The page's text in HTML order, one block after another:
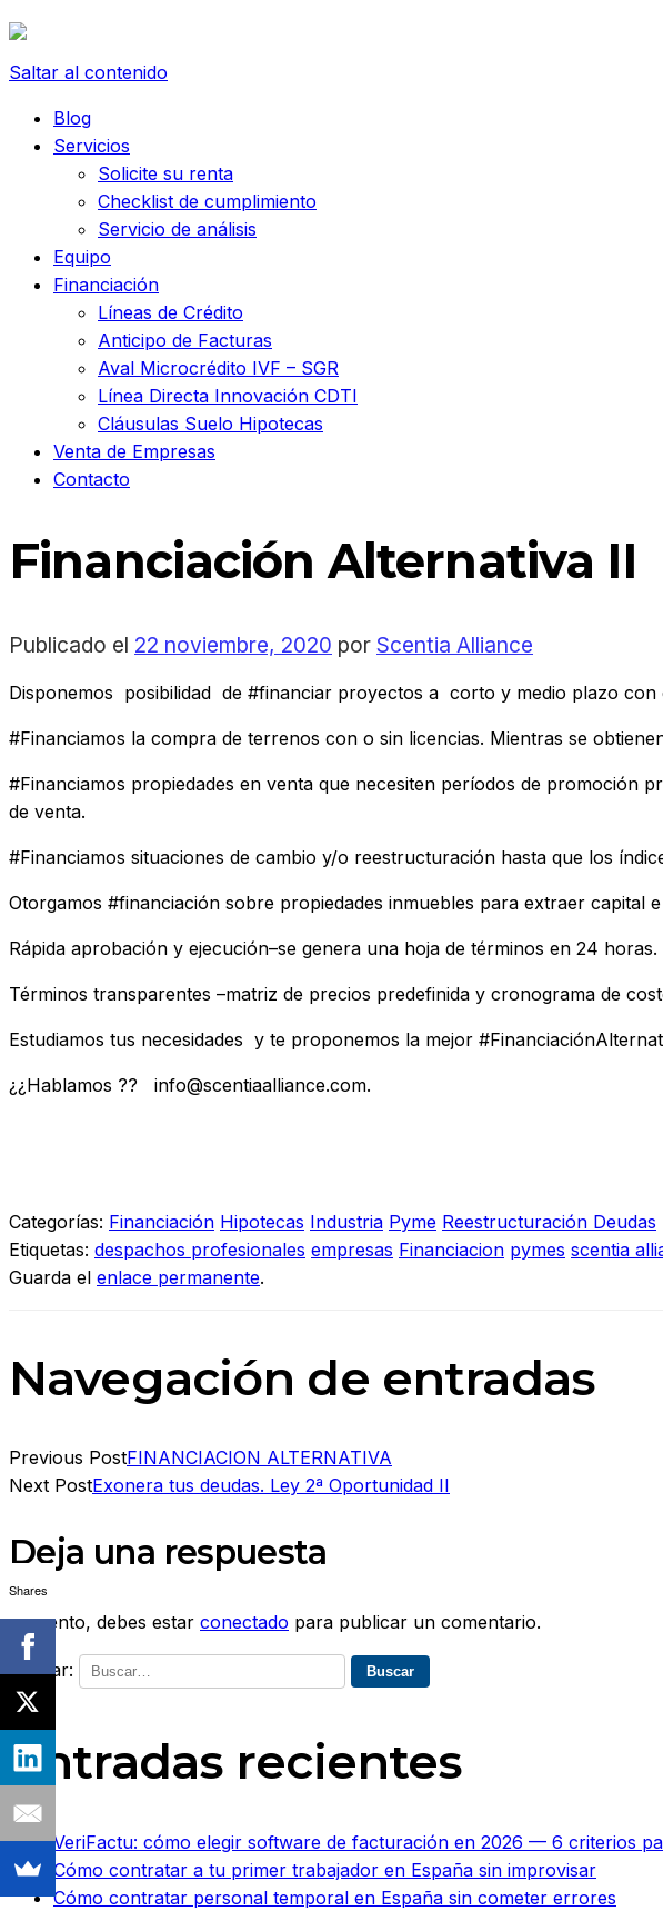
Saltar al contenido
Blog
Servicios
Solicite su renta
Checklist de cumplimiento
Servicio de análisis
Equipo
Financiación
Líneas de Crédito
Anticipo de Facturas
Aval Microcrédito IVF – SGR
Línea Directa Innovación CDTI
Cláusulas Suelo Hipotecas
Venta de Empresas
Contacto
Financiación Alternativa II
Publicado el 22 noviembre, 2020 por Scentia Alliance
Disponemos posibilidad de #financiar proyectos a corto y medio plazo con
#Financiamos la compra de terrenos con o sin licencias. Mientras se
#Financiamos propiedades en venta que necesiten períodos de promoción
de venta.
#Financiamos situaciones de cambio y/o reestructuración hasta que los
Otorgamos #financiación sobre propiedades inmuebles para extraer
Rápida aprobación y ejecución–se genera una hoja de términos en 24 horas.
Términos transparentes –matriz de precios predefinida y cronograma de
Estudiamos tus necesidades y te proponemos la mejor
¿¿Hablamos ?? info@scentiaalliance.com.
Categorías: Financiación Hipotecas Industria Pyme Reestructuración Deudas
Etiquetas: despachos profesionales empresas Financiacion pymes scentia
Guarda el enlace permanente.
Navegación de entradas
Previous PostFINANCIACION ALTERNATIVA
Next PostExonera tus deudas. Ley 2ª Oportunidad II
Deja una respuesta
Lo siento, debes estar conectado para publicar un comentario.
Buscar:
Entradas recientes
VeriFactu: cómo elegir software de facturación en 2026 — 6 criterios
Cómo contratar a tu primer trabajador en España sin improvisar
Cómo contratar personal temporal en España sin cometer errores
Shares